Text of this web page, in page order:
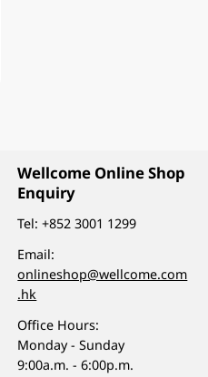
Wellcome Online Shop
Enquiry
Tel:+852 3001 1299
Email:
onlineshop@wellcome.com
.hk
Office Hours:
Monday - Sunday
9:00a.m. - 6:00p.m.